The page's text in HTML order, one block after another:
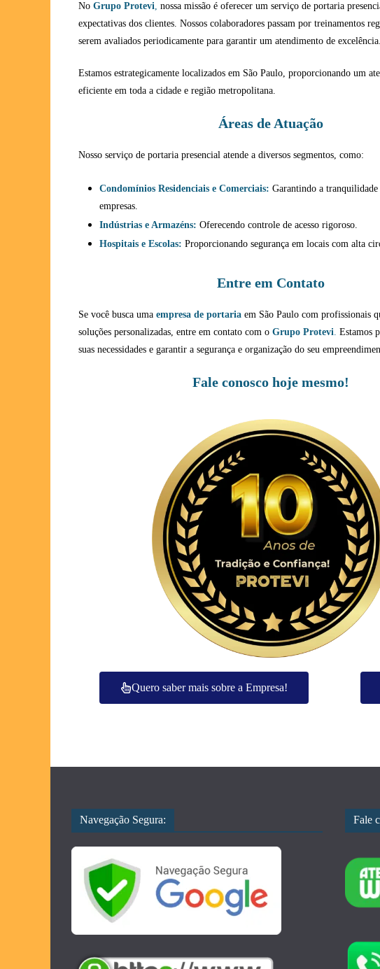
No Grupo Protevi, nossa missão é oferecer um serviço de portaria
expectativas dos clientes. Nossos colaboradores passam por treinamentos
serem avaliados periodicamente para garantir um atendimento de excelência.
Estamos estrategicamente localizados em São Paulo, proporcionando um
eficiente em toda a cidade e região metropolitana.
Áreas de Atuação
Nosso serviço de portaria presencial atende a diversos segmentos, como:
Condomínios Residenciais e Comerciais: Garantindo a tranquilidade
empresas.
Indústrias e Armazéns: Oferecendo controle de acesso rigoroso.
Hospitais e Escolas: Proporcionando segurança em locais com alta
Entre em Contato
Se você busca uma empresa de portaria em São Paulo com profissionais
soluções personalizadas, entre em contato com o Grupo Protevi. Estamos
suas necessidades e garantir a segurança e organização do seu
Fale conosco hoje mesmo!
Quero saber mais sobre a Empresa!
Navegação Segura: Fale